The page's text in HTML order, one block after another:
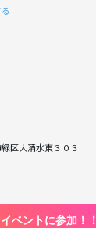
区大清水東３０３
ベントに参加！！